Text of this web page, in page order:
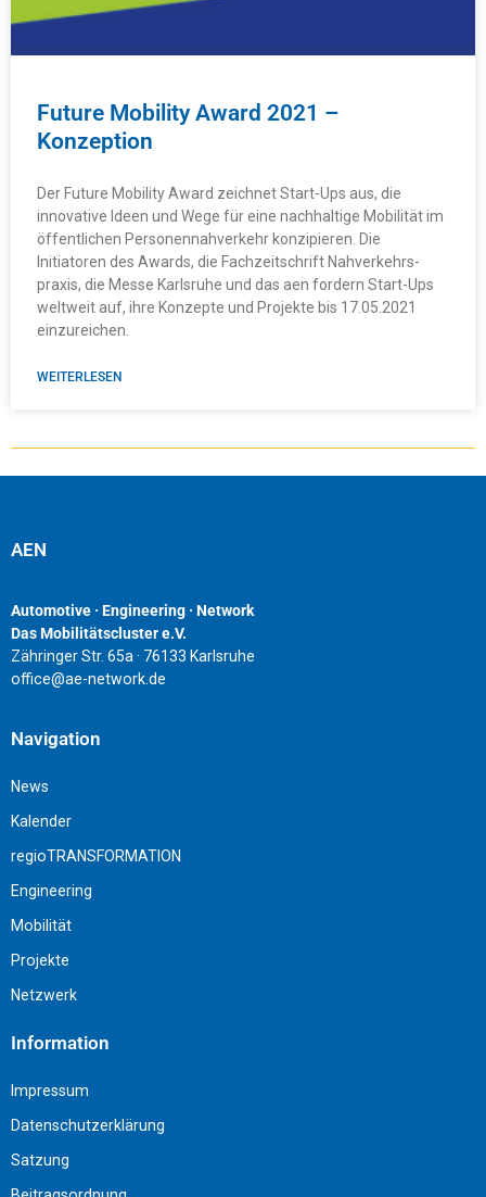
Future Mobility Award 2021 –
Konzeption
Der Future Mobility Award zeichnet Start-Ups aus, die
innovative Ideen und Wege für eine nachhaltige Mobilität im
öffentlichen Personennahverkehr konzipieren. Die
Initiatoren des Awards, die Fachzeitschrift Nahverkehrs-
praxis, die Messe Karlsruhe und das aen fordern Start-Ups
weltweit auf, ihre Konzepte und Projekte bis 17.05.2021
einzureichen.
WEITERLESEN
AEN
Automotive · Engineering · Network
Das Mobilitätscluster e.V.
Zähringer Str. 65a · 76133 Karlsruhe
office@ae-network.de
Navigation
News
Kalender
regioTRANSFORMATION
Engineering
Mobilität
Projekte
Netzwerk
Information
Impressum
Datenschutzerklärung
Satzung